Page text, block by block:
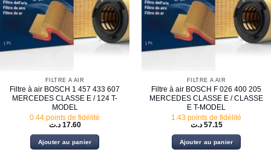
FILTRE À AIR
Filtre à air BOSCH 1 457 433 607
MERCEDES CLASSE E / 124 T-
MODEL
0.44 points de fidélité
17.60 د.ت
Ajouter au panier
FILTRE À AIR
Filtre à air BOSCH F 026 400 205
MERCEDES CLASSE E / CLASSE
E T-MODEL
1.43 points de fidélité
57.15 د.ت
Ajouter au panier